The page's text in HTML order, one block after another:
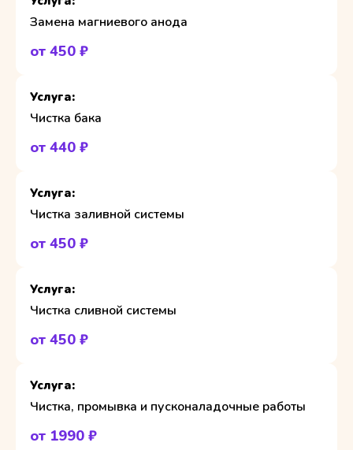
Замена магниевого анода
от 450 ₽
Чистка бака
от 440 ₽
Чистка заливной системы
от 450 ₽
Чистка сливной системы
от 450 ₽
Чистка, промывка и пусконаладочные работы
от 1990 ₽